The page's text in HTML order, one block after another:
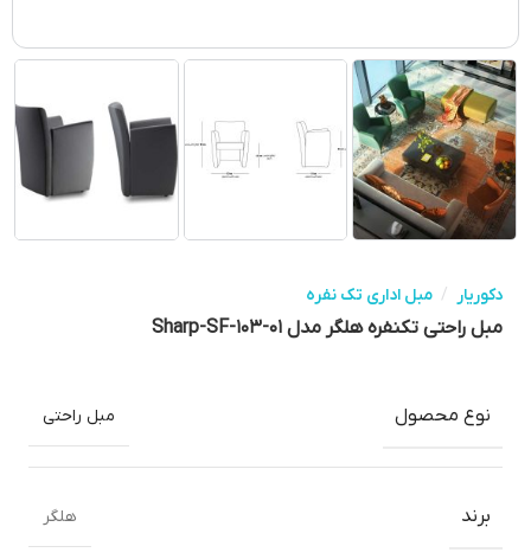
دکوریار / مبل اداری تک نفره
مبل راحتی تکنفره هلگر مدل Sharp-SF-۱۰۳-۰۱
نوع محصول مبل راحتی
برند هلگر